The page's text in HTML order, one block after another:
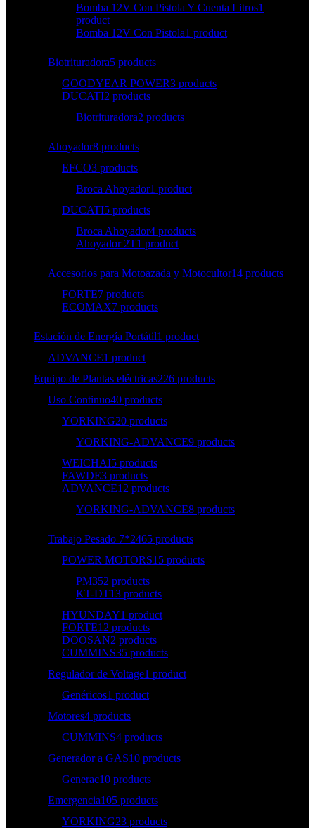
Bomba 12V Con Pistola Y Cuenta Litros1
product
Bomba 12V Con Pistola1 product
Biotrituradora5 products
GOODYEAR POWER3 products
DUCATI2 products
Biotrituradora2 products
Ahoyador8 products
EFCO3 products
Broca Ahoyador1 product
DUCATI5 products
Broca Ahoyador4 products
Ahoyador 2T1 product
Accesorios para Motoazada y Motocultor14 products
FORTE7 products
ECOMAX7 products
Estación de Energía Portátil1 product
ADVANCE1 product
Equipo de Plantas eléctricas226 products
Uso Continuo40 products
YORKING20 products
YORKING-ADVANCE9 products
WEICHAI5 products
FAWDE3 products
ADVANCE12 products
YORKING-ADVANCE8 products
Trabajo Pesado 7*2465 products
POWER MOTORS15 products
PM352 products
KT-DT13 products
HYUNDAY1 product
FORTE12 products
DOOSAN2 products
CUMMINS35 products
Regulador de Voltage1 product
Genéricos1 product
Motores4 products
CUMMINS4 products
Generador a GAS10 products
Generac10 products
Emergencia105 products
YORKING23 products